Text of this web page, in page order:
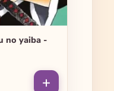
no yaiba -